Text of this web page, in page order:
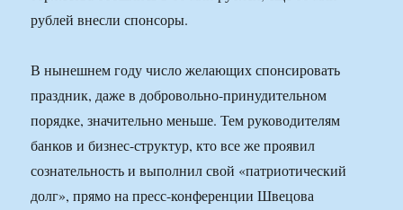
рублей внесли спонсоры.
В нынешнем году число желающих спонсировать
праздник, даже в добровольно-принудительном
порядке, значительно меньше. Тем руководителям
банков и бизнес-структур, кто все же проявил
сознательность и выполнил свой «патриотический
долг», прямо на пресс-конференции Швецова